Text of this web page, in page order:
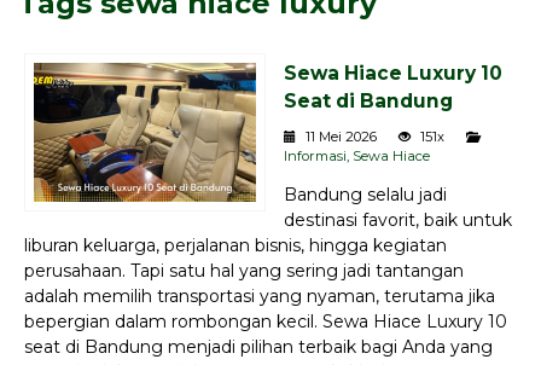
Sewa Hiace Luxury 10
Seat di Bandung
11 Mei 2026
151x
Informasi Sewa Hiace
Bandung selalu jadi
destinasi favorit, baik untuk
liburan keluarga, perjalanan bisnis, hingga kegiatan
perusahaan. Tapi satu hal yang sering jadi tantangan
adalah memilih transportasi yang nyaman, terutama jika
bepergian dalam rombongan kecil. Sewa Hiace Luxury 10
seat di Bandung menjadi pilihan terbaik bagi Anda yang